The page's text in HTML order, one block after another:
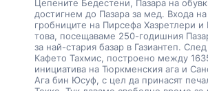
Цепените Бедестени, Пазара на
достигнем до Пазара за мед. Входа
гробниците на Пирсефа Хазретлери
това, посещаваме 250-годишния
за най-стария базар в Газиантеп.
Кафето Тахмис, построено между
инициатива на Тюркменския ага и
Ага бин Юсуф, с цел да принасят